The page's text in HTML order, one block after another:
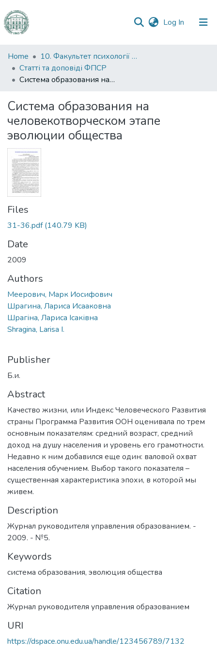
Log In (current)
Communities
&
Collections
Statistics
Home
10. Факультет психології та соціальної роботи
Статті та доповіді ФПСР
Система образования на человекотворческом этапе эволюции общества
Система образования на
человекотворческом этапе
эволюции общества
Files
31-36.pdf(140.79 KB)
Date
2009
Authors
Меерович, Марк Иосифович
Шрагина, Лариса Исааковна
Шрагіна, Лариса Ісаківна
Shragina, Larisa I.
Publisher
Б.и.
Abstract
Качество жизни, или Индекс Человеческого Развития
страны Программа Развития ООН оценивала по трем
основным показателям: средний возраст, средний
доход на душу населения и уровень его грамотности.
Недавно к ним добавился еще один: валовой охват
населения обучением. Выбор такого показателя –
существенная характеристика эпохи, в которой мы
живем.
Description
Журнал руководителя управления образованием. -
2009. - №5.
Keywords
система образования, эволюция общества
Citation
Журнал руководителя управления образованием
URI
https://dspace.onu.edu.ua/handle/123456789/7132